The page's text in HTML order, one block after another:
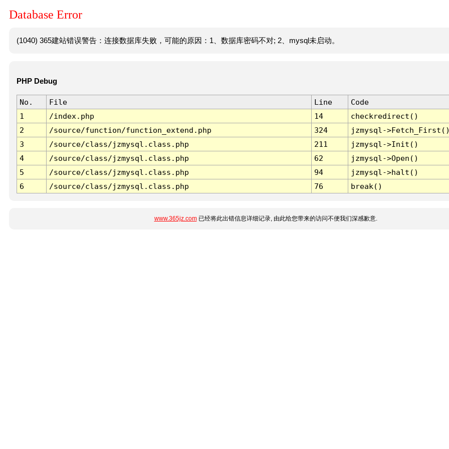
Database Error
(1040) 365建站错误警告：连接数据库失败，可能的原因：1、数据库密码不对; 2、mysql未启动。
PHP Debug
No. File Line
Code
1
/index.php 14
checkredirect()
2
/source/function/function_extend.php 324
jzmysql-
3
/source/class/jzmysql.class.php 211
jzmysql->Init()
4
/source/class/jzmysql.class.php 62
jzmysql->Open()
5
/source/class/jzmysql.class.php 94
jzmysql->halt()
6
/source/class/jzmysql.class.php 76 break()
www.365jz.com已经将此出错信息详细记录, 由此给您带来的访问不便我们深感歉意.